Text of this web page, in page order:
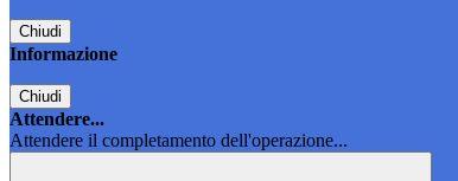
Chiudi
Informazione
Chiudi
Attendere...
Attendere il completamento dell'operazione...